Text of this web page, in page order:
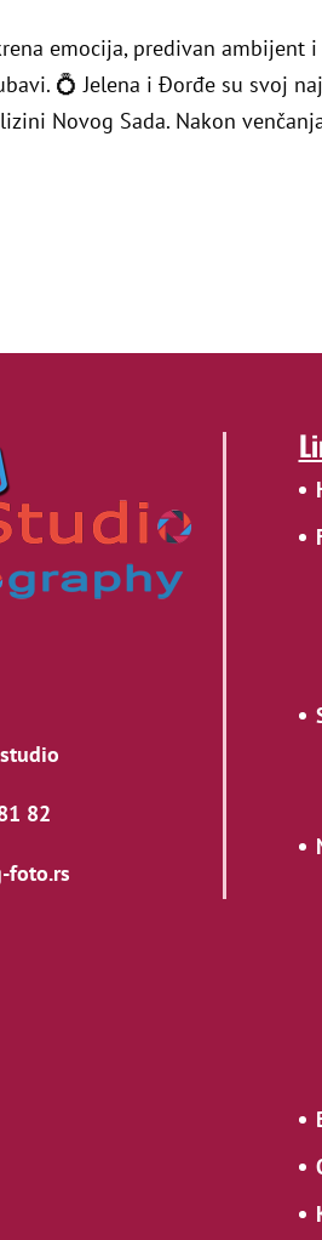
emocija, predivan
💍 Jelena i Đorđe su svoj
Novog Sada. Nakon
82
foto.rs